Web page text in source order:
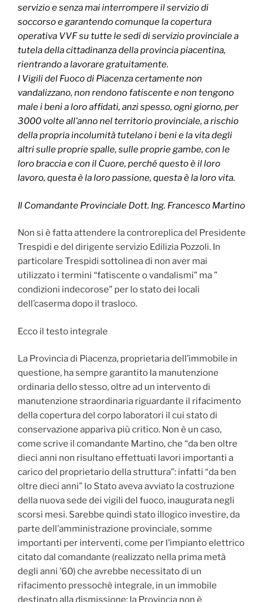
servizio e senza mai interrompere il servizio di
soccorso e garantendo comunque la copertura
operativa VVF su tutte le sedi di servizio provinciale a
tutela della cittadinanza della provincia piacentina,
rientrando a lavorare gratuitamente.
I Vigili del Fuoco di Piacenza certamente non
vandalizzano, non rendono fatiscente e non tengono
male i beni a loro affidati, anzi spesso, ogni giorno, per
3000 volte all’anno nel territorio provinciale, a rischio
della propria incolumità tutelano i beni e la vita degli
altri sulle proprie spalle, sulle proprie gambe, con le
loro braccia e con il Cuore, perché questo è il loro
lavoro, questa è la loro passione, questa è la loro vita.
Il Comandante Provinciale Dott. Ing. Francesco Martino
Non si è fatta attendere la controreplica del Presidente
Trespidi e del dirigente servizio Edilizia Pozzoli. In
particolare Trespidi sottolinea di non aver mai
utilizzato i termini “fatiscente o vandalismi” ma ”
condizioni indecorose” per lo stato dei locali
dell’caserma dopo il trasloco.
Ecco il testo integrale
La Provincia di Piacenza, proprietaria dell’immobile in
questione, ha sempre garantito la manutenzione
ordinaria dello stesso, oltre ad un intervento di
manutenzione straordinaria riguardante il rifacimento
della copertura del corpo laboratori il cui stato di
conservazione appariva più critico. Non è un caso,
come scrive il comandante Martino, che “da ben oltre
dieci anni non risultano effettuati lavori importanti a
carico del proprietario della struttura”: infatti “da ben
oltre dieci anni” lo Stato aveva avviato la costruzione
della nuova sede dei vigili del fuoco, inaugurata negli
scorsi mesi. Sarebbe quindi stato illogico investire, da
parte dell’amministrazione provinciale, somme
importanti per interventi, come per l’impianto elettrico
citato dal comandante (realizzato nella prima metà
degli anni ’60) che avrebbe necessitato di un
rifacimento pressochè integrale, in un immobile
destinato alla dismissione: la Provincia non è